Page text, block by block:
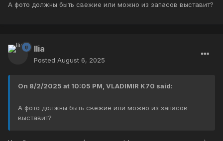
А фото должны быть свежие или можно из запасов выставит?
Ilia
Posted August 6, 2025
On 8/2/2025 at 10:05 PM, VLADIMIR K70 said:
А фото должны быть свежие или можно из запасов
выставит?